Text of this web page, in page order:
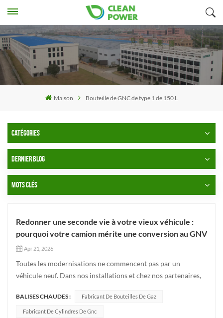
Maison Bouteille de GNC de type 1 de 150 L
CATÉGORIES
DERNIER BLOG
MOTS CLÉS
Redonner une seconde vie à votre vieux véhicule :
pourquoi votre camion mérite une conversion au GNV
Apr 21, 2026
Toutes les modernisations ne commencent pas par un
véhicule neuf. Dans nos installations et chez nos partenaires,
service ; ils ne sont peut-être plus neufs, mais en les
convertissant au gaz naturel comprimé (GNC), ils bénéficient
BALISES CHAUDES : Fabricant De Bouteilles De Gaz
Fabricant De Cylindres De Gnc